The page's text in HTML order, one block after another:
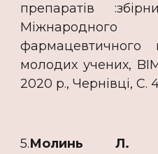
препаратів
фармацевтичного
молодих учених,
2020 р., Чернівці, C.
5.Молинь Л.